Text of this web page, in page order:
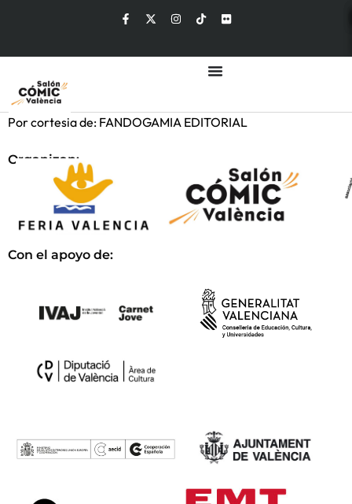
Por cortesia de: FANDOGAMIA EDITORIAL
Organizan:
Con el apoyo de: